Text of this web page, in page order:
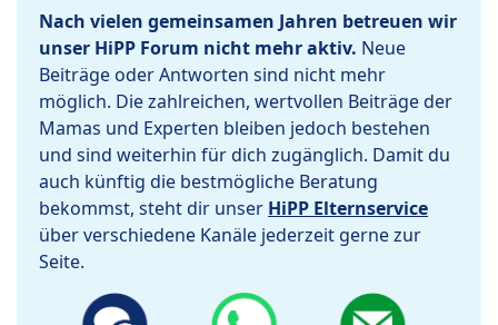
Nach vielen gemeinsamen Jahren betreuen wir
unser HiPP Forum nicht mehr aktiv. Neue
Beiträge oder Antworten sind nicht mehr
möglich. Die zahlreichen, wertvollen Beiträge der
Mamas und Experten bleiben jedoch bestehen
und sind weiterhin für dich zugänglich. Damit du
auch künftig die bestmögliche Beratung
bekommst, steht dir unser HiPP Elternservice
über verschiedene Kanäle jederzeit gerne zur
Seite.